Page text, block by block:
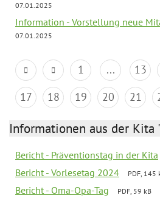
07.01.2025
Information - Vorstellung neue
07.01.2025
1 ... 13
17
18 19 20 21
Informationen aus der Kita
Bericht - Präventionstag in der Kita
Bericht - Vorlesetag 2024 PDF, 145
Bericht - Oma-Opa-Tag PDF, 59 kB